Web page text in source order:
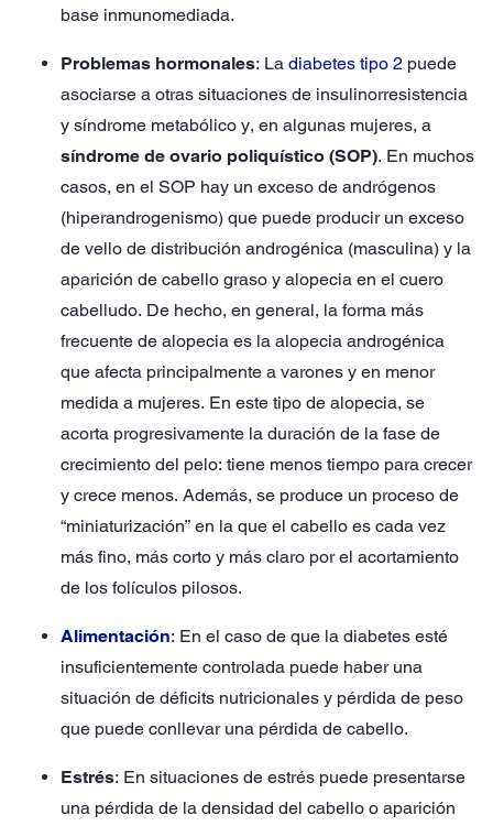
base inmunomediada.
Problemas hormonales: La diabetes tipo 2 puede
asociarse a otras situaciones de insulinorresistencia
y síndrome metabólico y, en algunas mujeres, a
síndrome de ovario poliquístico (SOP). En muchos
casos, en el SOP hay un exceso de andrógenos
(hiperandrogenismo) que puede producir un exceso
de vello de distribución androgénica (masculina) y la
aparición de cabello graso y alopecia en el cuero
cabelludo. De hecho, en general, la forma más
frecuente de alopecia es la alopecia androgénica
que afecta principalmente a varones y en menor
medida a mujeres. En este tipo de alopecia, se
acorta progresivamente la duración de la fase de
crecimiento del pelo: tiene menos tiempo para crecer
y crece menos. Además, se produce un proceso de
“miniaturización” en la que el cabello es cada vez
más fino, más corto y más claro por el acortamiento
de los folículos pilosos.
Alimentación: En el caso de que la diabetes esté
insuficientemente controlada puede haber una
situación de déficits nutricionales y pérdida de peso
que puede conllevar una pérdida de cabello.
Estrés: En situaciones de estrés puede presentarse
una pérdida de la densidad del cabello o aparición